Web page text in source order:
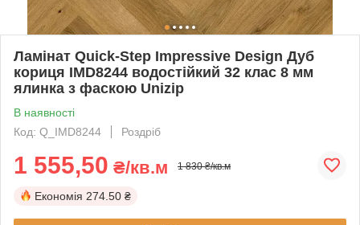
Ламінат Quick-Step Impressive Design Дуб
кориця IMD8244 водостійкий 32 клас 8 мм
ялинка з фаскою Unizip
В наявності
Код: Q_IMD8244
Роздріб
1 555,50 ₴/кв.м 1 830 ₴/кв.м
Економія 274.50 ₴